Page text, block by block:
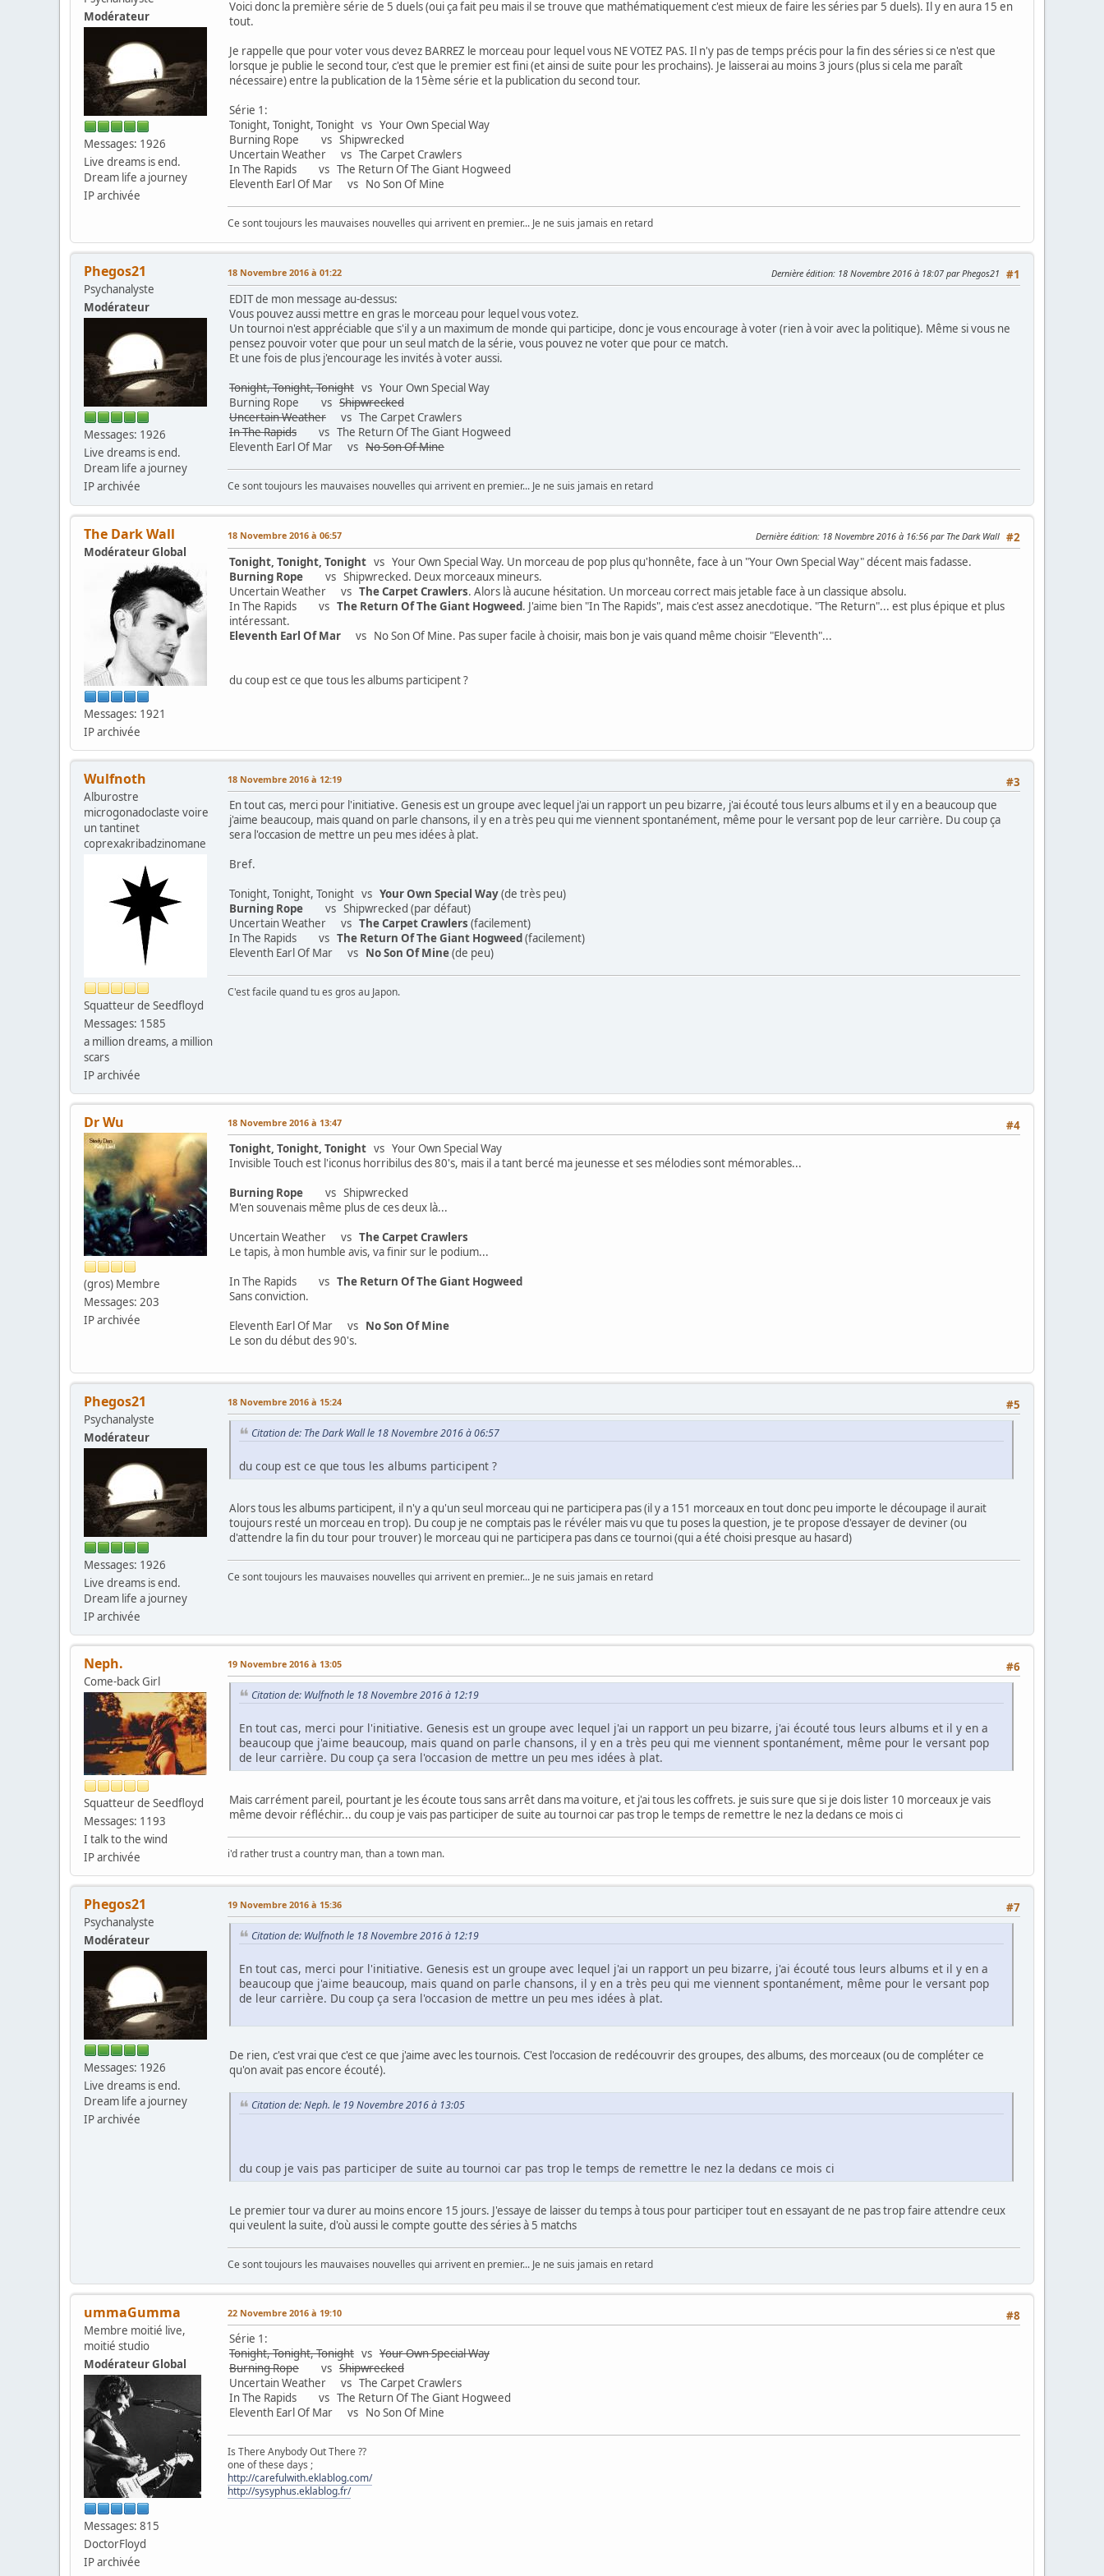
Modérateur
Messages: 1926
Live dreams is end.
Dream life a journey
IP archivée
Voici donc la première série de 5 duels (oui ça fait peu mais il se trouve que mathématiquement c'est mieux de faire les séries par 5 duels). Il y en aura 15 en
tout.
Je rappelle que pour voter vous devez BARREZ le morceau pour lequel vous NE VOTEZ PAS. Il n'y pas de temps précis pour la fin des séries si ce n'est que
lorsque je publie le second tour, c'est que le premier est fini (et ainsi de suite pour les prochains). Je laisserai au moins 3 jours (plus si cela me paraît
nécessaire) entre la publication de la 15ème série et la publication du second tour.
Série 1:
Tonight, Tonight, Tonight vs Your Own Special Way
Burning Rope vs Shipwrecked
Uncertain Weather vs The Carpet Crawlers
In The Rapids vs The Return Of The Giant Hogweed
Eleventh Earl Of Mar vs No Son Of Mine
Ce sont toujours les mauvaises nouvelles qui arrivent en premier... Je ne suis jamais en retard
Phegos21
Psychanalyste
Modérateur
Messages: 1926
Live dreams is end.
Dream life a journey
IP archivée
#1
18 Novembre 2016 à 01:22 Dernière édition: 18 Novembre 2016 à 18:07 par Phegos21
EDIT de mon message au-dessus:
Vous pouvez aussi mettre en gras le morceau pour lequel vous votez.
Un tournoi n'est appréciable que s'il y a un maximum de monde qui participe, donc je vous encourage à voter (rien à voir avec la politique). Même si vous ne
pensez pouvoir voter que pour un seul match de la série, vous pouvez ne voter que pour ce match.
Et une fois de plus j'encourage les invités à voter aussi.
Tonight, Tonight, Tonight vs Your Own Special Way
Burning Rope vs Shipwrecked
Uncertain Weather vs The Carpet Crawlers
In The Rapids vs The Return Of The Giant Hogweed
Eleventh Earl Of Mar vs No Son Of Mine
Ce sont toujours les mauvaises nouvelles qui arrivent en premier... Je ne suis jamais en retard
The Dark Wall
Modérateur Global
Messages: 1921
IP archivée
#2
18 Novembre 2016 à 06:57 Dernière édition: 18 Novembre 2016 à 16:56 par The Dark Wall
Tonight, Tonight, Tonight vs Your Own Special Way. Un morceau de pop plus qu'honnête, face à un "Your Own Special Way" décent mais fadasse.
Burning Rope vs Shipwrecked. Deux morceaux mineurs.
Uncertain Weather vs The Carpet Crawlers. Alors là aucune hésitation. Un morceau correct mais jetable face à un classique absolu.
In The Rapids vs The Return Of The Giant Hogweed. J'aime bien "In The Rapids", mais c'est assez anecdotique. "The Return"... est plus épique et plus
intéressant.
Eleventh Earl Of Mar vs No Son Of Mine. Pas super facile à choisir, mais bon je vais quand même choisir "Eleventh"...
du coup est ce que tous les albums participent ?
Wulfnoth
Alburostre
microgonadoclaste voire
un tantinet
coprexakribadzinomane
Squatteur de Seedfloyd
Messages: 1585
a million dreams, a million
scars
IP archivée
#3
18 Novembre 2016 à 12:19
En tout cas, merci pour l'initiative. Genesis est un groupe avec lequel j'ai un rapport un peu bizarre, j'ai écouté tous leurs albums et il y en a beaucoup que
j'aime beaucoup, mais quand on parle chansons, il y en a très peu qui me viennent spontanément, même pour le versant pop de leur carrière. Du coup ça
sera l'occasion de mettre un peu mes idées à plat.
Bref.
Tonight, Tonight, Tonight vs Your Own Special Way(de très peu)
Burning Rope vs Shipwrecked (par défaut)
Uncertain Weather vs The Carpet Crawlers (facilement)
In The Rapids vs The Return Of The Giant Hogweed(facilement)
Eleventh Earl Of Mar vs No Son Of Mine(de peu)
C'est facile quand tu es gros au Japon.
Dr Wu
(gros) Membre
Messages: 203
IP archivée
#4
18 Novembre 2016 à 13:47
Tonight, Tonight, Tonight vs Your Own Special Way
Invisible Touch est l'iconus horribilus des 80's, mais il a tant bercé ma jeunesse et ses mélodies sont mémorables...
Burning Rope
vs Shipwrecked
M'en souvenais même plus de ces deux là...
Uncertain Weather vs The Carpet Crawlers
Le tapis, à mon humble avis, va finir sur le podium...
In The Rapids vs The Return Of The Giant Hogweed
Sans conviction.
Eleventh Earl Of Mar vs No Son Of Mine
Le son du début des 90's.
Phegos21
Psychanalyste
Modérateur
Messages: 1926
Live dreams is end.
Dream life a journey
IP archivée
#5
18 Novembre 2016 à 15:24
Citation de: The Dark Wall le 18 Novembre 2016 à 06:57
du coup est ce que tous les albums participent ?
Alors tous les albums participent, il n'y a qu'un seul morceau qui ne participera pas (il y a 151 morceaux en tout donc peu importe le découpage il aurait
toujours resté un morceau en trop). Du coup je ne comptais pas le révéler mais vu que tu poses la question, je te propose d'essayer de deviner (ou
d'attendre la fin du tour pour trouver) le morceau qui ne participera pas dans ce tournoi (qui a été choisi presque au hasard)
Ce sont toujours les mauvaises nouvelles qui arrivent en premier... Je ne suis jamais en retard
Neph.
Come-back Girl
Squatteur de Seedfloyd
Messages: 1193
I talk to the wind
IP archivée
#6
19 Novembre 2016 à 13:05
Citation de: Wulfnoth le 18 Novembre 2016 à 12:19
En tout cas, merci pour l'initiative. Genesis est un groupe avec lequel j'ai un rapport un peu bizarre, j'ai écouté tous leurs albums et il y en a
beaucoup que j'aime beaucoup, mais quand on parle chansons, il y en a très peu qui me viennent spontanément, même pour le versant pop
de leur carrière. Du coup ça sera l'occasion de mettre un peu mes idées à plat.
Mais carrément pareil, pourtant je les écoute tous sans arrêt dans ma voiture, et j'ai tous les coffrets. je suis sure que si je dois lister 10 morceaux je vais
même devoir réfléchir... du coup je vais pas participer de suite au tournoi car pas trop le temps de remettre le nez la dedans ce mois ci
i'd rather trust a country man, than a town man.
Phegos21
Psychanalyste
Modérateur
Messages: 1926
Live dreams is end.
Dream life a journey
IP archivée
#7
19 Novembre 2016 à 15:36
Citation de: Wulfnoth le 18 Novembre 2016 à 12:19
En tout cas, merci pour l'initiative. Genesis est un groupe avec lequel j'ai un rapport un peu bizarre, j'ai écouté tous leurs albums et il y en a
beaucoup que j'aime beaucoup, mais quand on parle chansons, il y en a très peu qui me viennent spontanément, même pour le versant pop
de leur carrière. Du coup ça sera l'occasion de mettre un peu mes idées à plat.
De rien, c'est vrai que c'est ce que j'aime avec les tournois. C'est l'occasion de redécouvrir des groupes, des albums, des morceaux (ou de compléter ce
qu'on avait pas encore écouté).
Citation de: Neph. le 19 Novembre 2016 à 13:05
du coup je vais pas participer de suite au tournoi car pas trop le temps de remettre le nez la dedans ce mois ci
Le premier tour va durer au moins encore 15 jours. J'essaye de laisser du temps à tous pour participer tout en essayant de ne pas trop faire attendre ceux
qui veulent la suite, d'où aussi le compte goutte des séries à 5 matchs
Ce sont toujours les mauvaises nouvelles qui arrivent en premier... Je ne suis jamais en retard
ummaGumma
Membre moitié live,
moitié studio
Modérateur Global
Messages: 815
DoctorFloyd
IP archivée
#8
22 Novembre 2016 à 19:10
Série 1:
Tonight, Tonight, Tonight vs Your Own Special Way
Burning Rope vs Shipwrecked
Uncertain Weather vs The Carpet Crawlers
In The Rapids vs The Return Of The Giant Hogweed
Eleventh Earl Of Mar vs No Son Of Mine
Is There Anybody Out There ??
one of these days ;
http://carefulwith.eklablog.com/
http://sysyphus.eklablog.fr/